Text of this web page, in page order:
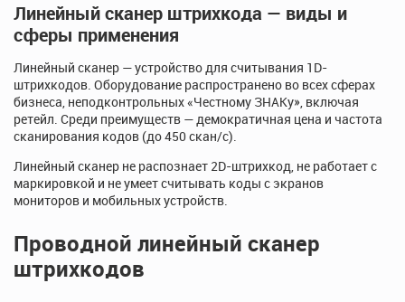
Линейный сканер штрихкода — виды и
сферы применения
Линейный сканер — устройство для считывания 1D-
штрихкодов. Оборудование распространено во всех сферах
бизнеса, неподконтрольных «Честному ЗНАКу», включая
ретейл. Среди преимуществ — демократичная цена и частота
сканирования кодов (до 450 скан/с).
Линейный сканер не распознает 2D-штрихкод, не работает с
маркировкой и не умеет считывать коды с экранов
мониторов и мобильных устройств.
Проводной линейный сканер
штрихкодов